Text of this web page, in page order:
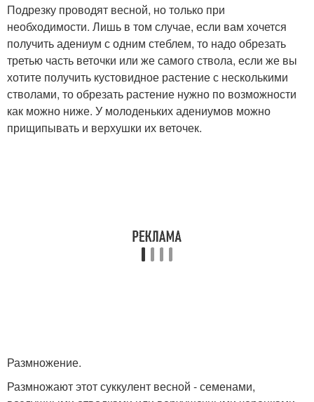
Подрезку проводят весной, но только при
необходимости. Лишь в том случае, если вам хочется
получить адениум с одним стеблем, то надо обрезать
третью часть веточки или же самого ствола, если же вы
хотите получить кустовидное растение с несколькими
стволами, то обрезать растение нужно по возможности
как можно ниже. У молоденьких адениумов можно
прищипывать и верхушки их веточек.
Размножение.
Размножают этот суккулент весной - семенами,